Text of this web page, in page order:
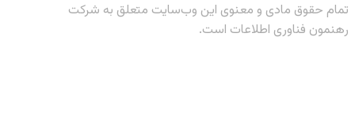
تمام حقوق مادی و معنوی این وب‌سایت متعلق به شرکت
رهنمون فناوری اطلاعات است.